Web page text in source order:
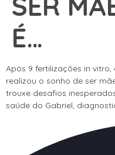
É…
Após 9 fertilizações in
realizou o sonho de ser
trouxe desafios
saúde do Gabriel,